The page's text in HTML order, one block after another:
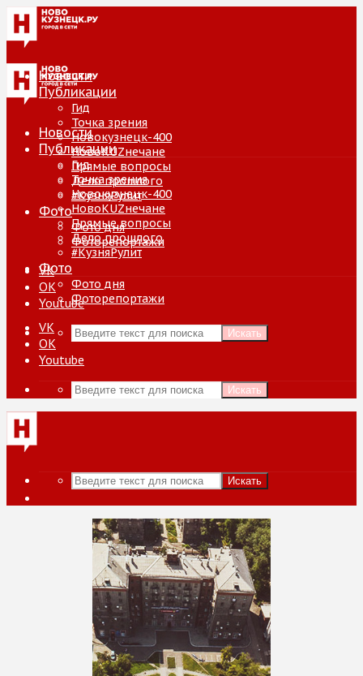
Новости
Публикации
Гид
Точка зрения
Новокузнецк-400
НовоKUZнечане
Прямые вопросы
Дело прошлого
#КузняРулит
Фото
Фото дня
Фоторепортажи
VK
ОК
Youtube
Искать
Новости
Публикации
Гид
Точка зрения
Новокузнецк-400
НовоKUZнечане
Прямые вопросы
Дело прошлого
#КузняРулит
Фото
Фото дня
Фоторепортажи
VK
ОК
Youtube
Искать
Искать